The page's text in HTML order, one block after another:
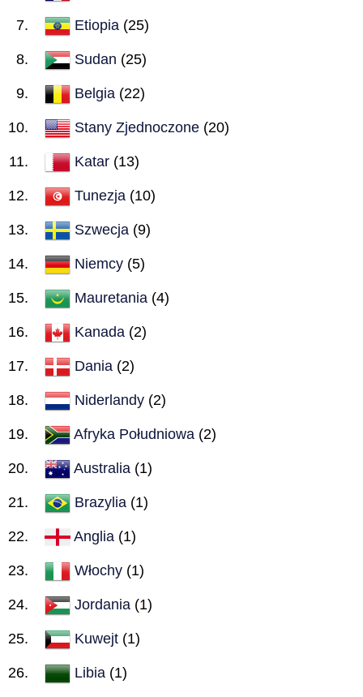
Etiopia (25)
Sudan (25)
Belgia (22)
Stany Zjednoczone (20)
Katar (13)
Tunezja (10)
Szwecja (9)
Niemcy (5)
Mauretania (4)
Kanada (2)
Dania (2)
Niderlandy (2)
Afryka Południowa (2)
Australia (1)
Brazylia (1)
Anglia (1)
Włochy (1)
Jordania (1)
Kuwejt (1)
Libia (1)